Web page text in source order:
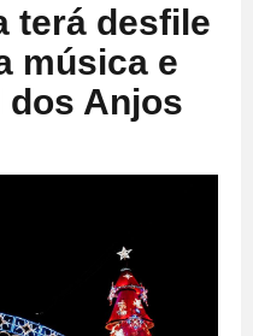
terá desfile
música e
dos Anjos